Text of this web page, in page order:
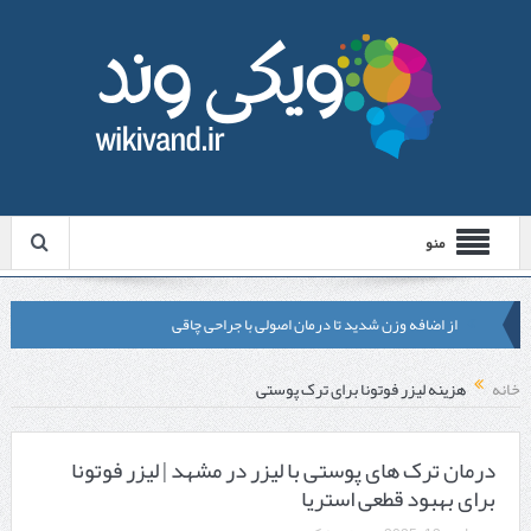
منو
از اضافه وزن شدید تا درمان اصولی با جراحی چاقی
لیزر موهای زائد شاتی یا رولی؟ مقایسه لیزرهای واقعی با شبه‌ لیزر در
مشهد
قبل از تماس با تعمیرکار ماشین ظرفشویی وستینگهاوس این موارد را
بررسی کنید
خانه هزینه لیزر فوتونا برای ترک پوستی
درمان ترک های پوستی با لیزر در مشهد | لیزر فوتونا
برای بهبود قطعی استریا